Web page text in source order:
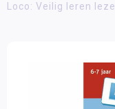
Loco: Veilig leren